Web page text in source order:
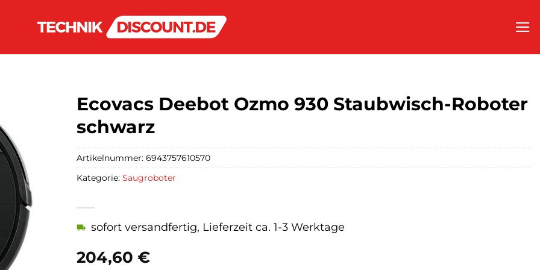
Ecovacs Deebot Ozmo 930 Staubwisch-Roboter
schwarz
204,60 €
sofort versandfertig, Lieferzeit ca. 1-3 Werktage
Artikelnummer: 6943757610570
Kategorie: Saugroboter